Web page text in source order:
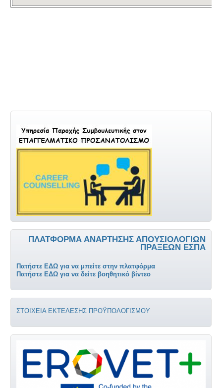
ΠΛΑΤΦΌΡΜΑ ΑΝΆΡΤΗΣΗΣ ΑΠΟΥΣΙΟΛΌΓΙΩΝ
ΠΡΆΞΕΩΝ ΕΣΠΑ
Πατήστε ΕΔΩ για να μπείτε στην πλατφόρμα
Πατήστε ΕΔΩ για να δείτε βοηθητικό βίντεο
ΣΤΟΙΧΕΙΑ ΕΚΤΕΛΕΣΗΣ ΠΡΟΫΠΟΛΟΓΙΣΜΟΥ